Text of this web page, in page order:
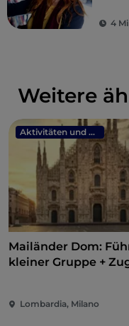
4
Weitere
Aktivitäten und Erlebnisse
Mailänder Dom:
kleiner Gruppe +
Lombardia, Milano